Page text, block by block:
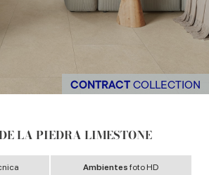
CONTRACT COLLECTION
LA PIEDRA LIMESTONE
Ambientesfoto HD